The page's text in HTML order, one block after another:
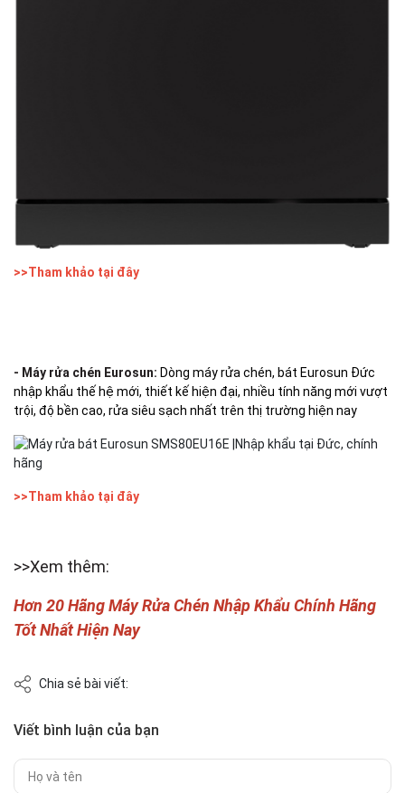
>>Tham khảo tại đây
- Máy rửa chén Eurosun: Dòng máy rửa chén, bát Eurosun Đức
nhập khẩu thế hệ mới, thiết kế hiện đại, nhiều tính năng mới vượt
trội, độ bền cao, rửa siêu sạch nhất trên thị trường hiện nay
>>Tham khảo tại đây
>>Xem thêm:
Hơn 20 Hãng Máy Rửa Chén Nhập Khẩu Chính Hãng
Tốt Nhất Hiện Nay
Chia sẻ bài viết:
Viết bình luận của bạn